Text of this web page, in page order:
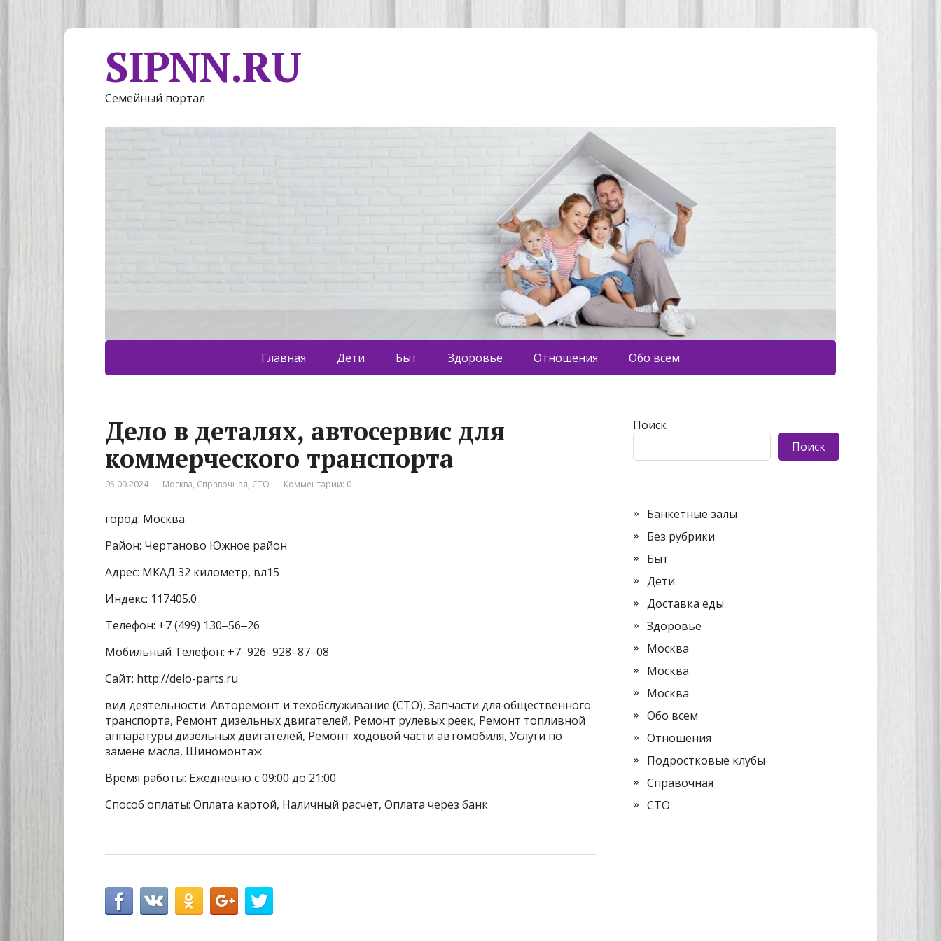
SIPNN.RU
Семейный портал
Главная Дети Быт Здоровье Отношения Обо всем
Дело в деталях, автосервис для
коммерческого транспорта
05.09.2024 Москва, Справочная, СТО Комментарии: 0
город: Москва
Район: Чертаново Южное район
Адрес: МКАД 32 километр, вл15
Индекс: 117405.0
Телефон: +7 (499) 130‒56‒26
Мобильный Телефон: +7‒926‒928‒87‒08
Сайт: http://delo-parts.ru
вид деятельности: Авторемонт и техобслуживание (СТО), Запчасти для общественного
транспорта, Ремонт дизельных двигателей, Ремонт рулевых реек, Ремонт топливной
аппаратуры дизельных двигателей, Ремонт ходовой части автомобиля, Услуги по
замене масла, Шиномонтаж
Время работы: Ежедневно с 09:00 до 21:00
Способ оплаты: Оплата картой, Наличный расчёт, Оплата через банк
Поиск
Поиск
Банкетные залы
Без рубрики
Быт
Дети
Доставка еды
Здоровье
Москва
Москва
Москва
Обо всем
Отношения
Подростковые клубы
Справочная
СТО